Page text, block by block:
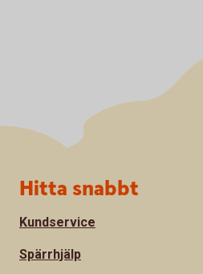
Sidfot
Hitta snabbt
Kundservice
Spärrhjälp